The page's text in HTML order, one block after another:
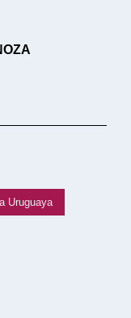
Uruguaya